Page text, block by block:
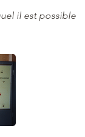
il est possible